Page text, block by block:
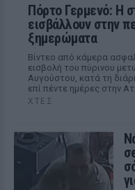
Πόρτο Γερμενό: Η
εισβάλλουν στην
ξημερώματα
Βίντεο από κάμερα
εισβολή του πύρινου
Αυγούστου, κατά τη
επί πέντε ημέρες στην
ΧΤΕΣ